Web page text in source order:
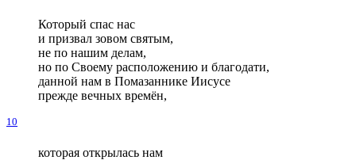
Который спас нас
и призвал зовом святым,
не по нашим делам,
но по Своему расположению и благодати,
данной нам в Помазаннике Иисусе
прежде вечных времён,
10
которая открылась нам